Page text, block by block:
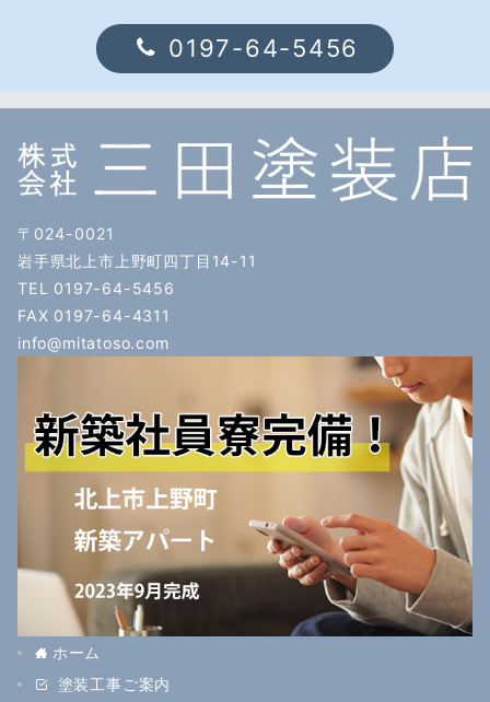
0197-64-5456
〒024-0021
岩手県北上市上野町四丁目14-11
TEL 0197-64-5456
FAX 0197-64-4311
info@mitatoso.com
ホーム
塗装工事ご案内